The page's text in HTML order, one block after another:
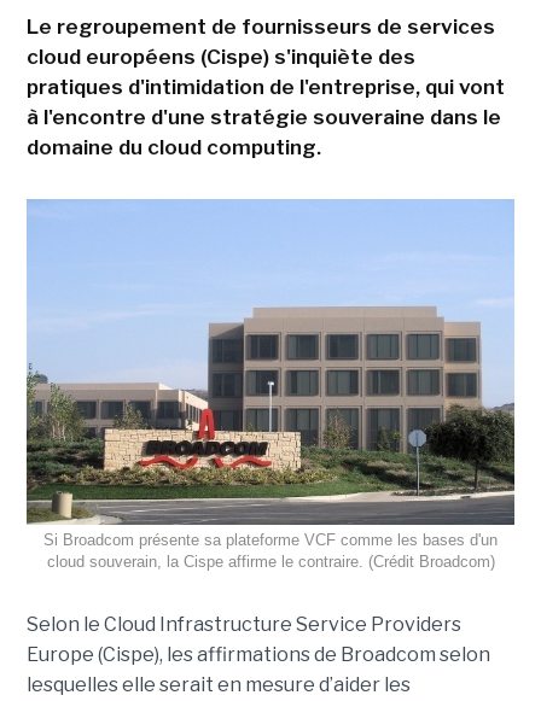
Le regroupement de fournisseurs de services
cloud européens (Cispe) s'inquiète des
pratiques d'intimidation de l'entreprise, qui vont
à l'encontre d'une stratégie souveraine dans le
domaine du cloud computing.
Si Broadcom présente sa plateforme VCF comme les bases d'un
cloud souverain, la Cispe affirme le contraire. (Crédit Broadcom)
Selon le Cloud Infrastructure Service Providers
Europe (Cispe), les affirmations de Broadcom selon
lesquelles elle serait en mesure d’aider les